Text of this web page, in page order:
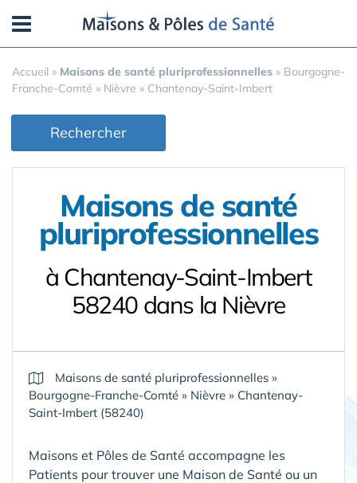
Accueil » Maisons de santé pluriprofessionnelles » Bourgogne-
Franche-Comté » Nièvre » Chantenay-Saint-Imbert
Rechercher
Maisons de santé
pluriprofessionnelles
à Chantenay-Saint-Imbert
58240 dans la Nièvre
Maisons de santé pluriprofessionnelles »
Bourgogne-Franche-Comté » Nièvre » Chantenay-
Saint-Imbert (58240)
Maisons et Pôles de Santé accompagne les
Patients pour trouver une Maison de Santé ou un
Panneau de gestion des cookies